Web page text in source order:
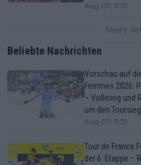
Aug 07, 11:31
Mehr
Beliebte Nachrichten
Vorschau auf
Femmes 2026:
– Vollering und
um den Toursieg
Aug 07, 11:31
Tour de France
der 6. Etappe –